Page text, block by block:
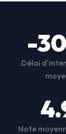
-30
Délai
Note